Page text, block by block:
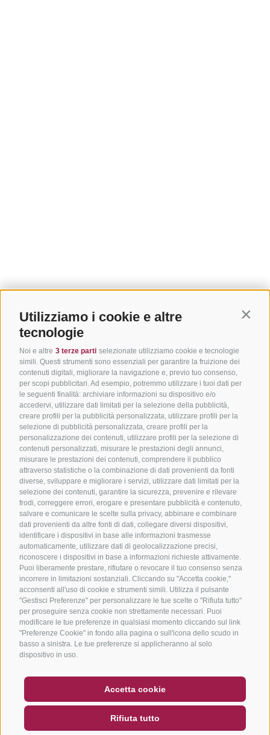
Utilizziamo i cookie e altre
tecnologie
Noi e altre 3 terze parti selezionate utilizziamo cookie e tecnologie
simili. Questi strumenti sono essenziali per garantire la fruizione dei
contenuti digitali, migliorare la navigazione e, previo tuo consenso,
per scopi pubblicitari. Ad esempio, potremmo utilizzare i tuoi dati per
le seguenti finalità: archiviare informazioni su dispositivo e/o
accedervi, utilizzare dati limitati per la selezione della pubblicità,
creare profili per la pubblicità personalizzata, utilizzare profili per la
selezione di pubblicità personalizzata, creare profili per la
personalizzazione dei contenuti, utilizzare profili per la selezione di
contenuti personalizzati, misurare le prestazioni degli annunci,
misurare le prestazioni dei contenuti, comprendere il pubblico
attraverso statistiche o la combinazione di dati provenienti da fonti
diverse, sviluppare e migliorare i servizi, utilizzare dati limitati per la
selezione dei contenuti, garantire la sicurezza, prevenire e rilevare
frodi, correggere errori, erogare e presentare pubblicità e contenuto,
salvare e comunicare le scelte sulla privacy, abbinare e combinare
dati provenienti da altre fonti di dati, collegare diversi dispositivi,
identificare i dispositivi in base alle informazioni trasmesse
automaticamente, utilizzare dati di geolocalizzazione precisi,
riconoscere i dispositivi in base a informazioni richieste attivamente.
Puoi liberamente prestare, rifiutare o revocare il tuo consenso senza
incorrere in limitazioni sostanziali. Cliccando su "Accetta cookie,"
acconsenti all'uso di cookie e strumenti simili. Utilizza il pulsante
"Gestisci Preferenze" per personalizzare le tue scelte o "Rifiuta tutto"
per proseguire senza cookie non strettamente necessari. Puoi
modificare le tue preferenze in qualsiasi momento cliccando sul link
"Preferenze Cookie" in fondo alla pagina o sull'icona dello scudo in
basso a sinistra. Le tue preferenze si applicheranno al solo
dispositivo in uso.
Accetta cookie
Rifiuta tutto
NEWSLETTER
SOCIAL WALL METEO